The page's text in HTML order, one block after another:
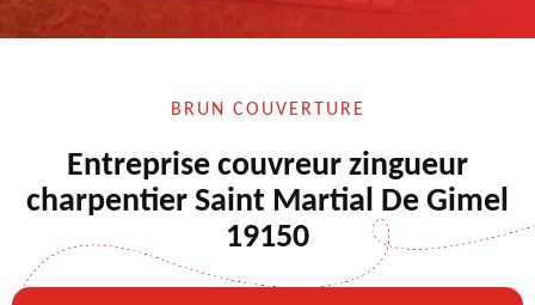
BRUN COUVERTURE
Entreprise couvreur zingueur
charpentier Saint Martial De Gimel
19150